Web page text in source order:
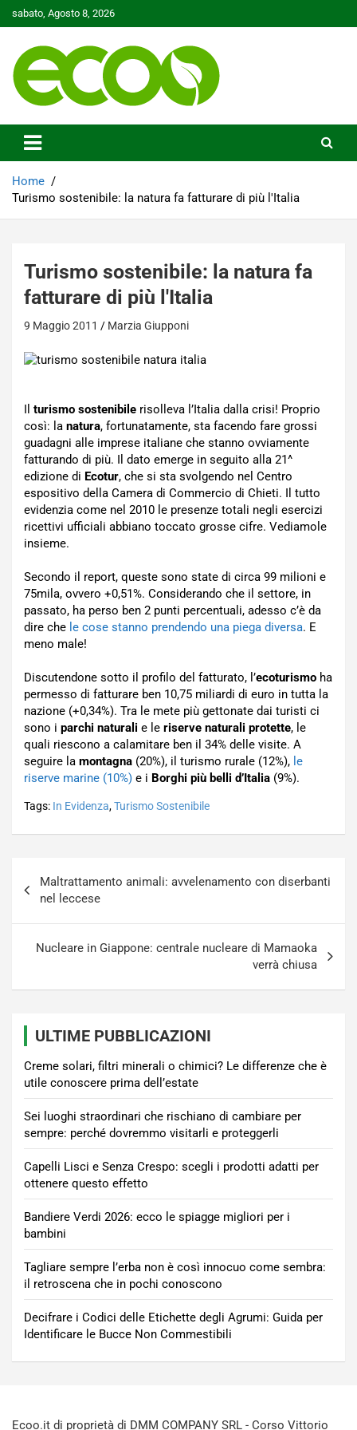
to
sabato, Agosto 8, 2026
Ecoo.it
Home
Turismo sostenibile: la natura fa fatturare di più l'Italia
Turismo sostenibile: la natura fa
fatturare di più l'Italia
9 Maggio 2011 Marzia Giupponi
Il turismo sostenibile risolleva l’Italia dalla crisi! Proprio
così: la natura, fortunatamente, sta facendo fare grossi
guadagni alle imprese italiane che stanno ovviamente
fatturando di più. Il dato emerge in seguito alla 21^
edizione di Ecotur, che si sta svolgendo nel Centro
espositivo della Camera di Commercio di Chieti. Il tutto
evidenzia come nel 2010 le presenze totali negli esercizi
ricettivi ufficiali abbiano toccato grosse cifre. Vediamole
insieme.
Secondo il report, queste sono state di circa 99 milioni e
75mila, ovvero +0,51%. Considerando che il settore, in
passato, ha perso ben 2 punti percentuali, adesso c’è da
dire che le cose stanno prendendo una piega diversa. E
meno male!
Discutendone sotto il profilo del fatturato, l’ecoturismo ha
permesso di fatturare ben 10,75 miliardi di euro in tutta la
nazione (+0,34%). Tra le mete più gettonate dai turisti ci
sono i parchi naturali e le riserve naturali protette, le
quali riescono a calamitare ben il 34% delle visite. A
seguire la montagna (20%), il turismo rurale (12%), le
riserve marine (10%) e i Borghi più belli d’Italia (9%).
Tags: In Evidenza,Turismo Sostenibile
articoli
Maltrattamento animali: avvelenamento con diserbanti
nel leccese
Nucleare in Giappone: centrale nucleare di Mamaoka
verrà chiusa
ULTIME PUBBLICAZIONI
Creme solari, filtri minerali o chimici? Le differenze che è
utile conoscere prima dell’estate
Sei luoghi straordinari che rischiano di cambiare per
sempre: perché dovremmo visitarli e proteggerli
Capelli Lisci e Senza Crespo: scegli i prodotti adatti per
ottenere questo effetto
Bandiere Verdi 2026: ecco le spiagge migliori per i
bambini
Tagliare sempre l’erba non è così innocuo come sembra:
il retroscena che in pochi conoscono
Decifrare i Codici delle Etichette degli Agrumi: Guida per
Identificare le Bucce Non Commestibili
Ecoo.it di proprietà di DMM COMPANY SRL - Corso Vittorio